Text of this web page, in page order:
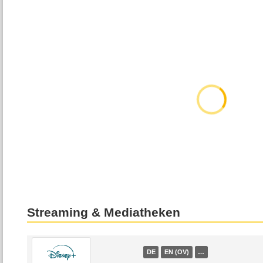
Streaming & Mediatheken
DE EN (OV) …